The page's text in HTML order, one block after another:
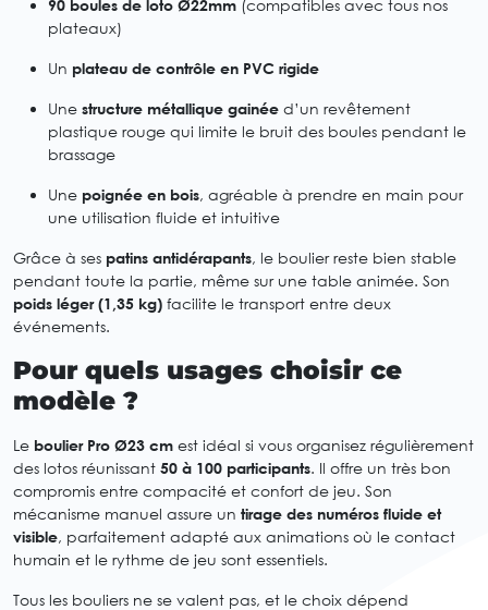
90 boules de loto Ø22mm (compatibles avec tous nos
plateaux)
Un plateau de contrôle en PVC rigide
Une structure métallique gainée d’un revêtement
plastique rouge qui limite le bruit des boules pendant le
brassage
Une poignée en bois, agréable à prendre en main pour
une utilisation fluide et intuitive
Grâce à ses patins antidérapants, le boulier reste bien stable
pendant toute la partie, même sur une table animée. Son
poids léger (1,35 kg) facilite le transport entre deux
événements.
Pour quels usages choisir ce
modèle ?
Le boulier Pro Ø23 cm est idéal si vous organisez régulièrement
des lotos réunissant 50 à 100 participants. Il offre un très bon
compromis entre compacité et confort de jeu. Son
mécanisme manuel assure un tirage des numéros fluide et
visible, parfaitement adapté aux animations où le contact
humain et le rythme de jeu sont essentiels.
Tous les bouliers ne se valent pas, et le choix dépend